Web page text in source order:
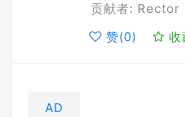
贡献者: Rector
赞(0) 收
AD